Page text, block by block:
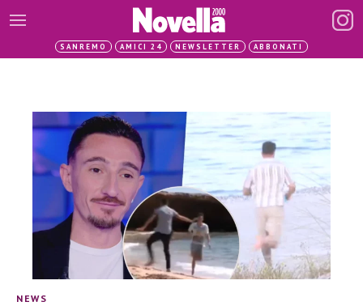
SANREMO AMICI 24 NEWSLETTER ABBONATI
NEWS